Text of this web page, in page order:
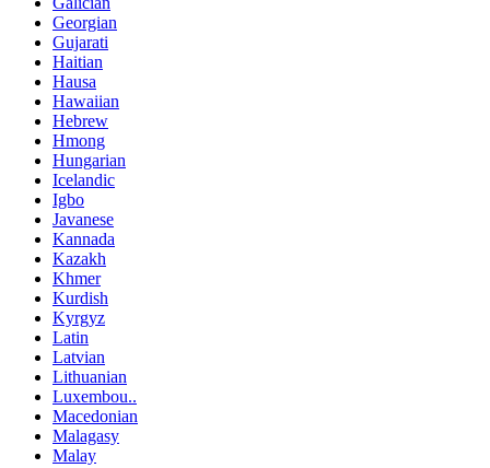
Georgian
Gujarati
Haitian
Hausa
Hawaiian
Hebrew
Hmong
Hungarian
Icelandic
Igbo
Javanese
Kannada
Kazakh
Khmer
Kurdish
Kyrgyz
Latin
Latvian
Lithuanian
Luxembou..
Macedonian
Malagasy
Malay